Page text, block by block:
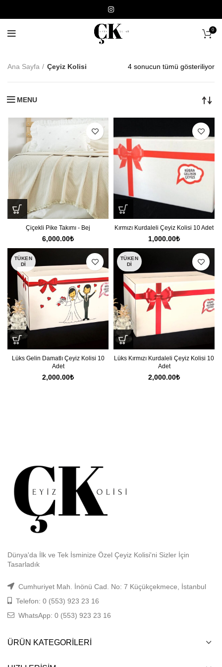
0
Ana Sayfa Çeyiz Kolisi 4 sonucun tümü gösteriliyor
MENU
Çiçekli Pike Takımı - Bej
6,000.00₺
Kırmızı Kurdaleli Çeyiz Kolisi 10 Adet
1,000.00₺
TÜKEN
DI
Lüks Gelin Damatlı Çeyiz Kolisi 10
Adet
2,000.00₺
TÜKEN
DI
Lüks Kırmızı Kurdaleli Çeyiz Kolisi 10
Adet
2,000.00₺
Dünya'da İlk ve Tek İsminize Özel Çeyiz Kolisi'ni Sizler İçin
Tasarladık
Cumhuriyet Mah. İnönü Cad. No: 7 Küçükçekmece, İstanbul
Telefon: 0 (553) 923 23 16
WhatsApp: 0 (553) 923 23 16
ÜRÜN KATEGORILERI